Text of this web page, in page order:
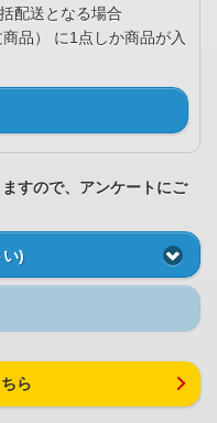
配送となる場合
品） に1点しか商品が入
すので、アンケートにご
い)
ら